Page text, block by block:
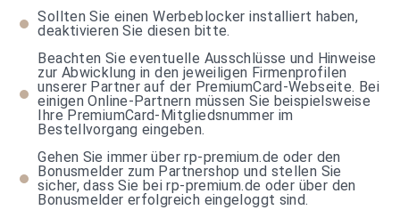
Sollten Sie einen Werbeblocker installiert haben,
deaktivieren Sie diesen bitte.
Beachten Sie eventuelle Ausschlüsse und Hinweise
zur Abwicklung in den jeweiligen Firmenprofilen
unserer Partner auf der PremiumCard-Webseite. Bei
einigen Online-Partnern müssen Sie beispielsweise
Ihre PremiumCard-Mitgliedsnummer im
Bestellvorgang eingeben.
Gehen Sie immer über rp-premium.de oder den
Bonusmelder zum Partnershop und stellen Sie
sicher, dass Sie bei rp-premium.de oder über den
Bonusmelder erfolgreich eingeloggt sind.